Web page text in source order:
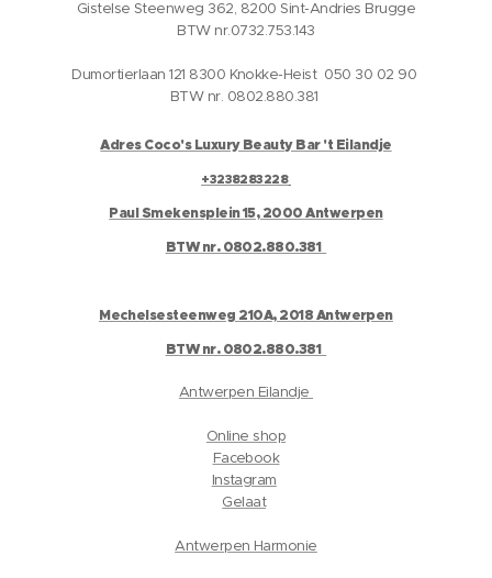
Gistelse Steenweg 362, 8200 Sint-Andries Brugge
BTW nr.0732.753.143
Dumortierlaan 121 8300 Knokke-Heist 050 30 02 90
BTW nr. 0802.880.381
Adres Coco's Luxury Beauty Bar 't Eilandje
+3238283228
Paul Smekensplein 15, 2000 Antwerpen
BTW nr. 0802.880.381
Mechelsesteenweg 210A, 2018 Antwerpen
BTW nr. 0802.880.381
Antwerpen Eilandje
Online shop
Facebook
Instagram
Gelaat
Antwerpen Harmonie